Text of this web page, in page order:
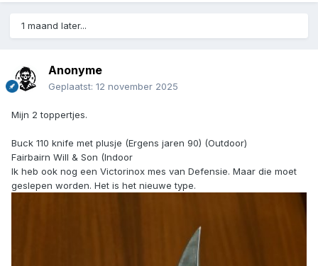
1 maand later...
Anonyme
Geplaatst: 12 november 2025
Mijn 2 toppertjes.
Buck 110 knife met plusje (Ergens jaren 90) (Outdoor)
Fairbairn Will & Son (Indoor
Ik heb ook nog een Victorinox mes van Defensie. Maar die moet
geslepen worden. Het is het nieuwe type.